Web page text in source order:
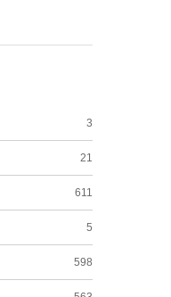
3
21
611
5
598